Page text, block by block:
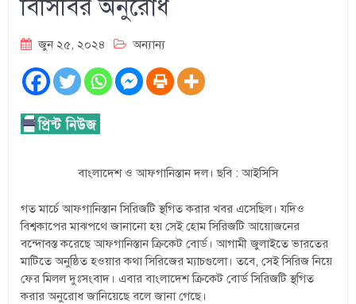
বিসিবির অনুরোধ
জুন ২৫, ২০২৪ অন্যান্য
বাংলাদেশ ও আফগানিস্তান দল। ছবি : আইসিসি
গত মার্চে আফগানিস্তান সিরিজটি স্থগিত করার খবর এসেছিল। যদিও
বিশ্বকাপের মাঝপথে জানানো হয় সেই হোম সিরিজটি আয়োজনের
বন্দোবস্ত করেছে আফগানিস্তান ক্রিকেট বোর্ড। আগামী জুলাইতে ভারতের
মাটিতে অনুষ্ঠিত হওয়ার কথা সিরিজের ম্যাচগুলো। তবে, সেই সিরিজ নিয়ে
ফের মিলল দুঃসংবাদ। এবার বাংলাদেশ ক্রিকেট বোর্ড সিরিজটি স্থগিত
করার অনুরোধ জানিয়েছে বলে জানা গেছে।